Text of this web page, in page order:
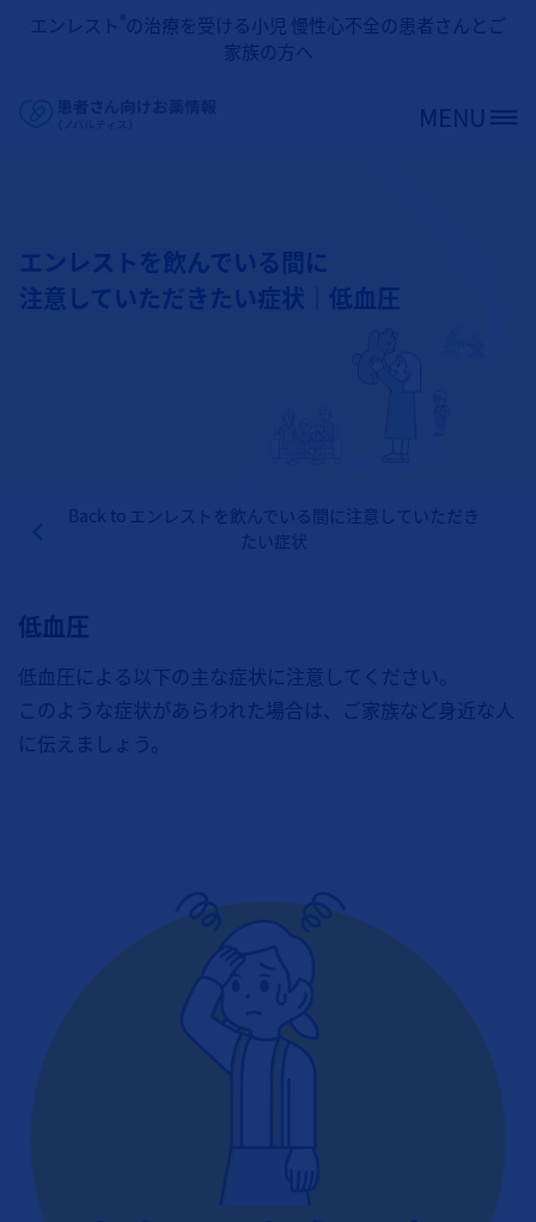
メインコンテンツに移動
エンレスト の治療を受ける小児 慢性心不全の患者さんとご
家族の方へ
Site Logo MENU
エンレストを飲んでいる間に
注意していただきたい症状｜低血圧
Back to エンレストを飲んでいる間に注意していただき
たい症状
低血圧
低血圧による以下の主な症状に注意してください。
このような症状があらわれた場合は、ご家族など身近な人
に伝えましょう。